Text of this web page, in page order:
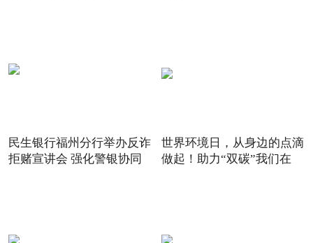
民生银行福州分行举办反诈
拒赌宣讲会 强化警银协同
世界环境日，从身边的点滴
做起！助力“双碳”我们在